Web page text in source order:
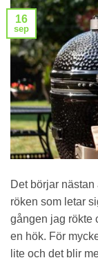
16
sep
Det börjar
röken som letar
gången jag rökte
en hök. För
lite och det blir